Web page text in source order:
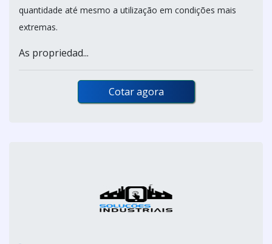
quantidade até mesmo a utilização em condições mais
extremas.
As propriedad...
Cotar agora